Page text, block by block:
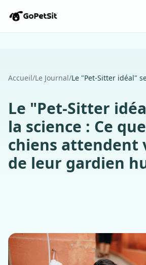
Accueil/Le Journal/Le "Pet-Sitter idéal"
Le "Pet-Sitter
la science : Ce
chiens attendent
de leur gardien